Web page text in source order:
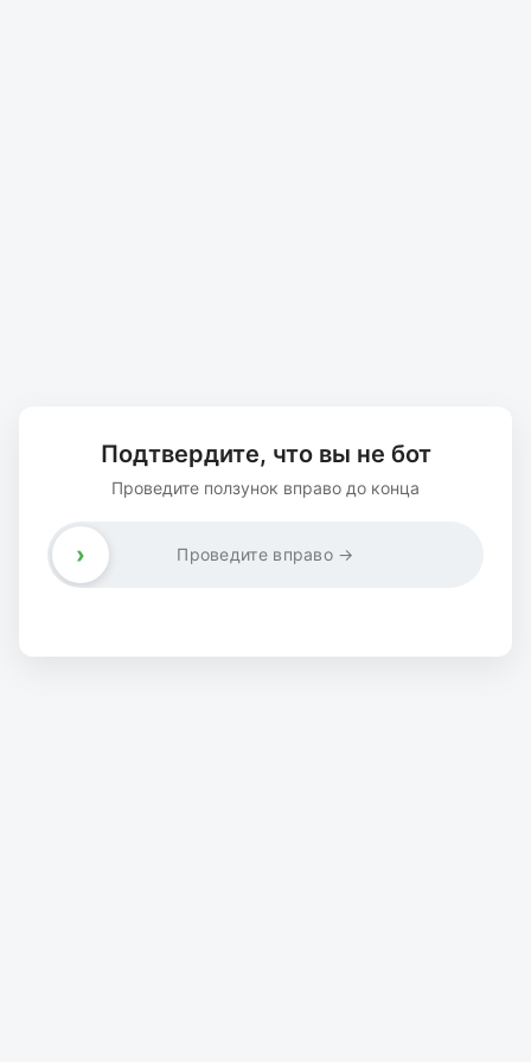
Подтвердите, что вы не бот
Проведите ползунок вправо до конца
Проведите вправо →
›